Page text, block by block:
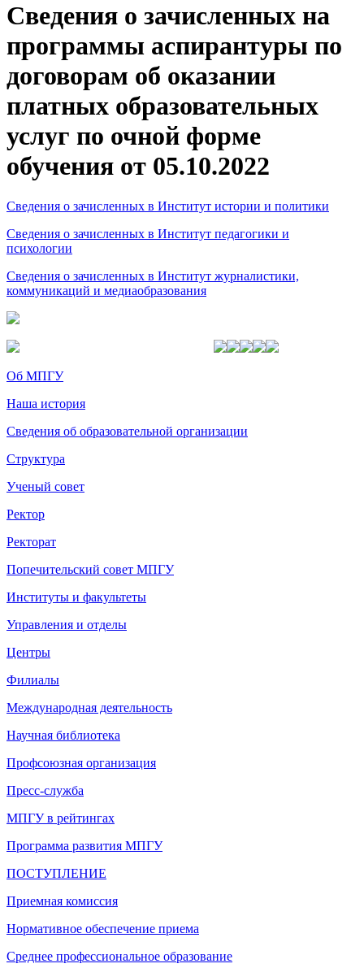
Сведения о зачисленных на
программы аспирантуры по
договорам об оказании
платных образовательных
услуг по очной форме
обучения от 05.10.2022
Сведения о зачисленных в Институт истории и политики
Сведения о зачисленных в Институт педагогики и
психологии
Сведения о зачисленных в Институт журналистики,
коммуникаций и медиаобразования
Об МПГУ
Наша история
Сведения об образовательной организации
Структура
Ученый совет
Ректор
Ректорат
Попечительский совет МПГУ
Институты и факультеты
Управления и отделы
Центры
Филиалы
Международная деятельность
Научная библиотека
Профсоюзная организация
Пресс-служба
МПГУ в рейтингах
Программа развития МПГУ
ПОСТУПЛЕНИЕ
Приемная комиссия
Нормативное обеспечение приема
Среднее профессиональное образование